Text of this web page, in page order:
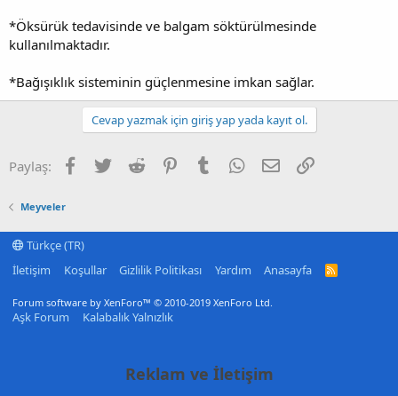
*Öksürük tedavisinde ve balgam söktürülmesinde
kullanılmaktadır.
*Bağışıklık sisteminin güçlenmesine imkan sağlar.
Cevap yazmak için giriş yap yada kayıt ol.
Paylaş: Facebook
TwitterReddit PinterestTumblrWhatsApp
E-postaLink
Meyveler
Türkçe (TR)
İletişim
Koşullar Gizlilik Politikası Yardım Anasayfa
R
Forum software by XenForo™ © 2010-2019 XenForo Ltd.
Aşk Forum Kalabalık Yalnızlık
Reklam ve İletişim